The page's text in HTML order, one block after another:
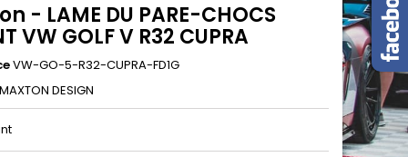
- LAME DU PARE-CHOCS
VW GOLF V R32 CUPRA
VW-GO-5-R32-CUPRA-FD1G
MAXTON DESIGN